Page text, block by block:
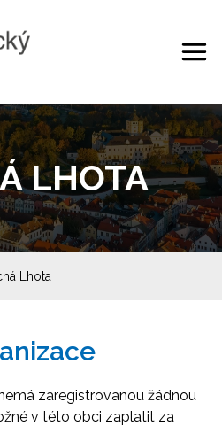
LHOTA
Lhota
zaregistrovanou žádnou
v této obci zaplatit za